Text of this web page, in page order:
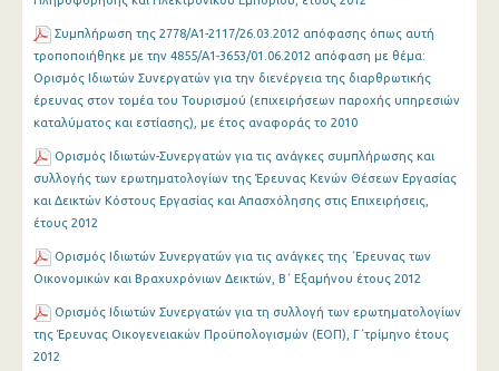
Συμπλήρωση της 2778/Α1-2117/26.03.2012 απόφασης όπως αυτή
τροποποιήθηκε με την 4855/Α1-3653/01.06.2012 απόφαση με θέμα:
Oρισμός Ιδιωτών Συνεργατών για την διενέργεια της διαρθρωτικής
έρευνας στον τομέα του Τουρισμού (επιχειρήσεων παροχής υπηρεσιών
καταλύματος και εστίασης), με έτος αναφοράς το 2010
Ορισμός Ιδιωτών-Συνεργατών για τις ανάγκες συμπλήρωσης και
συλλογής των ερωτηματολογίων της Έρευνας Κενών Θέσεων Εργασίας
και Δεικτών Κόστους Εργασίας και Απασχόλησης στις Επιχειρήσεις,
έτους 2012
Ορισμός Ιδιωτών Συνεργατών για τις ανάγκες της ΄Ερευνας των
Οικονομικών και Βραχυχρόνιων Δεικτών, Β΄ Εξαμήνου έτους 2012
Ορισμός Ιδιωτών Συνεργατών για τη συλλογή των ερωτηματολογίων
της Έρευνας Οικογενειακών Προϋπολογισμών (ΕΟΠ), Γ΄τρίμηνο έτους
2012